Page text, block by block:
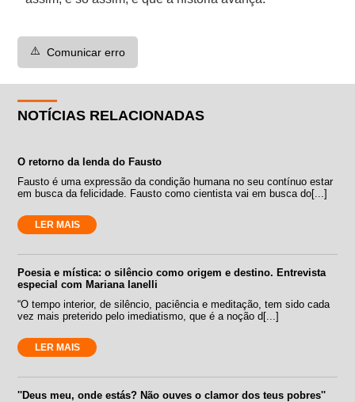
⚠️ Comunicar erro
NOTÍCIAS RELACIONADAS
O retorno da lenda do Fausto
Fausto é uma expressão da condição humana no seu contínuo estar
em busca da felicidade. Fausto como cientista vai em busca do[...]
LER MAIS
Poesia e mística: o silêncio como origem e destino. Entrevista
especial com Mariana Ianelli
“O tempo interior, de silêncio, paciência e meditação, tem sido cada
vez mais preterido pelo imediatismo, que é a noção d[...]
LER MAIS
''Deus meu, onde estás? Não ouves o clamor dos teus pobres''